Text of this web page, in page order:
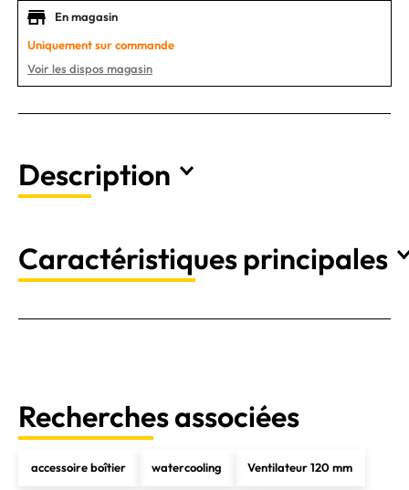
En magasin
Uniquement sur commande
Voir les dispos magasin
Description
Caractéristiques principales
Recherches associées
accessoire boîtier watercooling Ventilateur 120 mm